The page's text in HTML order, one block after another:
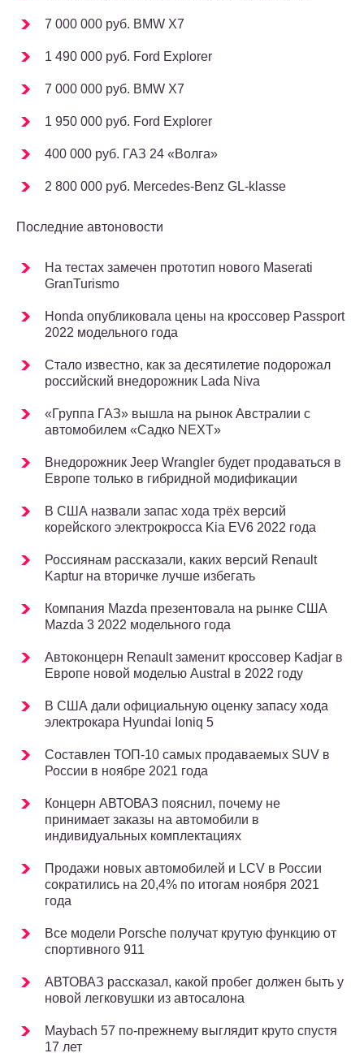
7 000 000 руб. BMW X7
1 490 000 руб. Ford Explorer
7 000 000 руб. BMW X7
1 950 000 руб. Ford Explorer
400 000 руб. ГАЗ 24 «Волга»
2 800 000 руб. Mercedes-Benz GL-klasse
Последние автоновости
На тестах замечен прототип нового Maserati
GranTurismo
Honda опубликовала цены на кроссовер Passport
2022 модельного года
Стало известно, как за десятилетие подорожал
российский внедорожник Lada Niva
«Группа ГАЗ» вышла на рынок Австралии с
автомобилем «Садко NEXT»
Внедорожник Jeep Wrangler будет продаваться в
Европе только в гибридной модификации
В США назвали запас хода трёх версий
корейского электрокросса Kia EV6 2022 года
Россиянам рассказали, каких версий Renault
Kaptur на вторичке лучше избегать
Компания Mazda презентовала на рынке США
Mazda 3 2022 модельного года
Автоконцерн Renault заменит кроссовер Kadjar в
Европе новой моделью Austral в 2022 году
В США дали официальную оценку запасу хода
электрокара Hyundai Ioniq 5
Составлен ТОП-10 самых продаваемых SUV в
России в ноябре 2021 года
Концерн АВТОВАЗ пояснил, почему не
принимает заказы на автомобили в
индивидуальных комплектациях
Продажи новых автомобилей и LCV в России
сократились на 20,4% по итогам ноября 2021
года
Все модели Porsche получат крутую функцию от
спортивного 911
АВТОВАЗ рассказал, какой пробег должен быть у
новой легковушки из автосалона
Maybach 57 по-прежнему выглядит круто спустя
17 лет